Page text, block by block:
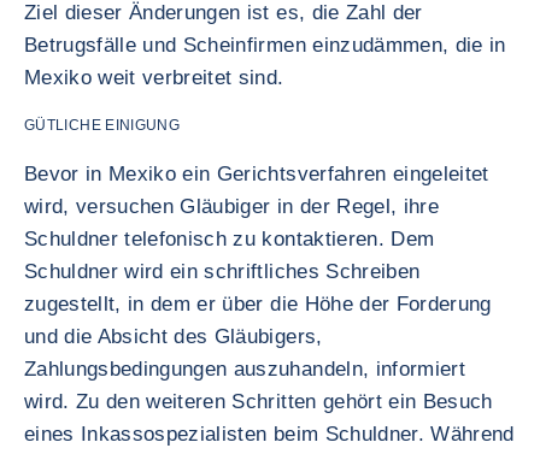
Ziel dieser Änderungen ist es, die Zahl der
Betrugsfälle und Scheinfirmen einzudämmen, die in
Mexiko weit verbreitet sind.
GÜTLICHE EINIGUNG
Bevor in Mexiko ein Gerichtsverfahren eingeleitet
wird, versuchen Gläubiger in der Regel, ihre
Schuldner telefonisch zu kontaktieren. Dem
Schuldner wird ein schriftliches Schreiben
zugestellt, in dem er über die Höhe der Forderung
und die Absicht des Gläubigers,
Zahlungsbedingungen auszuhandeln, informiert
wird. Zu den weiteren Schritten gehört ein Besuch
eines Inkassospezialisten beim Schuldner. Während